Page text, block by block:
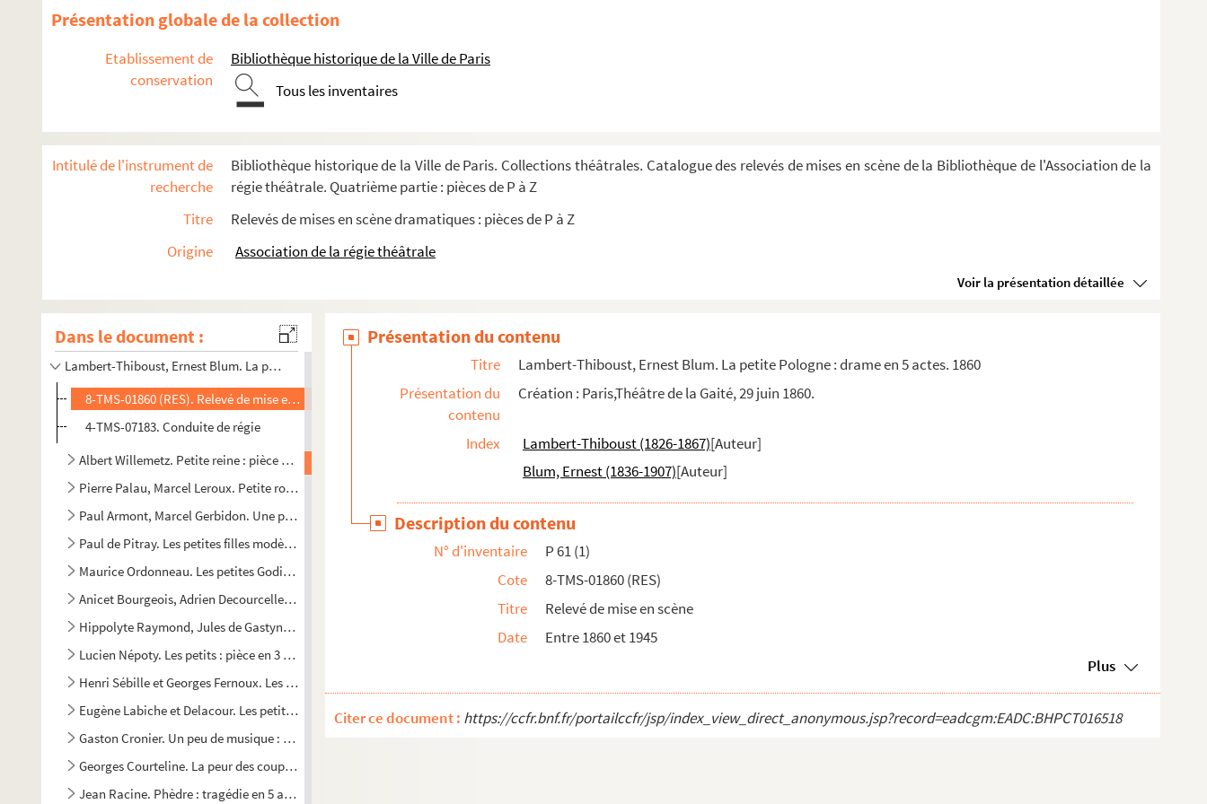
Présentation globale de la collection
Etablissement de
conservation
Bibliothèque historique de la Ville de Paris
Tous les inventaires
Intitulé de l'instrument de
recherche
Bibliothèque historique de la Ville de Paris. Collections théâtrales. Catalogue des relevés de mises en scène de la Bibliothèque de l'Association de la
régie théâtrale. Quatrième partie : pièces de P à Z
Titre
Relevés de mises en scène dramatiques : pièces de P à Z
Origine
Association de la régie théâtrale
Voir la présentation détaillée
Dans le document :
André Birabeau. Petit péché : comédie en 3 actes. 1926
Eugène Brieux. La petite amie : pièce en 4 actes, en prose. 1902
G. Médina. La petite bonne à tout faire ou Moulinard marie sa fille : vaudeville en 3 actes. 1931
Alfred Savoir. La petite Catherine : pièce en 2 actes et 6 tableaux. 1930
Paul Gavault. La petite chocolatière : comédie en 4 actes. 1909
Alfred Capus. Petite folle : comédie en 3 actes. 1897
Alfred Capus. La petite fonctionnaire : comédie en 3 actes. 1901
Yves Mirande. La petite grue du cinquième : comédie en 3 actes. 1927
Romain Coolus. Petite peste : pièce en 3 actes. 1905
Édouard Pailleron. Petite pluie... : comédie en 1 acte. 1875
Lambert-Thiboust, Ernest Blum. La petite Pologne : drame en 5 actes. 1860
8-TMS-01860 (RES). Relevé de mise en scène
4-TMS-07183. Conduite de régie
Albert Willemetz. Petite reine : pièce en 3 actes, d'après Horace Annesley Vachell. 1917
Pierre Palau, Marcel Leroux. Petite rosse, comédie en 3 actes. 1926
Paul Armont, Marcel Gerbidon. Une petite sans importance : comédie en 3 actes. 1926
Paul de Pitray. Les petites filles modèles : comédie en 5 actes. 1927
Maurice Ordonneau. Les petites Godin : comédie-vaudeville en 3 actes. 1884
Anicet Bourgeois, Adrien Decourcelle. Les petites lâchetés : comédie en 3 actes. 1857
Hippolyte Raymond, Jules de Gastyne. Les petites voisines : vaudeville en 3 actes. 1885
Lucien Népoty. Les petits : pièce en 3 actes. 1912
Henri Sébille et Georges Fernoux. Les petits mensonges : comédie en 1 acte. 1903
Eugène Labiche et Delacour. Les petits oiseaux : comédie en 3 actes. 1862
Gaston Cronier. Un peu de musique : pièce en 1 acte. 1905
Georges Courteline. La peur des coups : saynette en 1 acte. 1894
Jean Racine. Phèdre : tragédie en 5 actes et en vers. 1677
Présentation du contenu
Titre
Lambert-Thiboust, Ernest Blum. La petite Pologne : drame en 5 actes. 1860
Présentation du
contenu
Création : Paris,Théâtre de la Gaité, 29 juin 1860.
Index Lambert-Thiboust (1826-1867)[Auteur]
Blum, Ernest (1836-1907)[Auteur]
Description du contenu
N° d'inventaire
P 61 (1)
Cote
8-TMS-01860 (RES)
Titre
Relevé de mise en scène
Date
Entre 1860 et 1945
Plus
Citer ce document : https://ccfr.bnf.fr/portailccfr/jsp/index_view_direct_anonymous.jsp?record=eadcgm:EADC:BHPCT016518